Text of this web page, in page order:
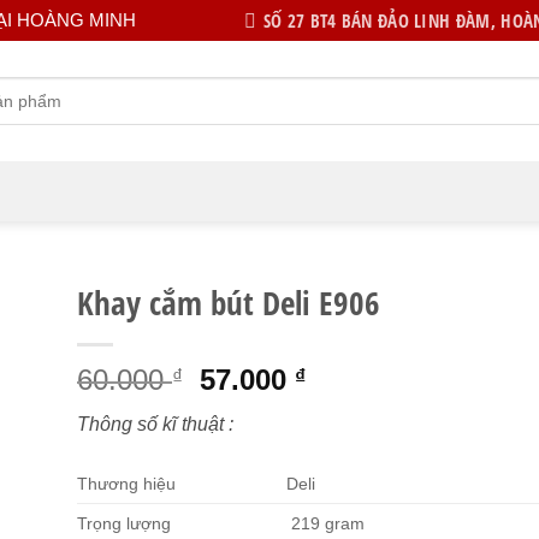
HOÀNG MINH SỐ 27 BT4 BÁN ĐẢO LINH ĐÀM,
Khay cắm bút Deli E906
60.000₫
Giá
gốc
là:
57.000 ₫Giá
57.000 ₫.
Thông số kĩ thuật :
Thương hiệu Deli
Trọng lượng 219 gram